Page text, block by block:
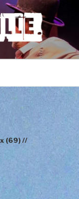
(69)//